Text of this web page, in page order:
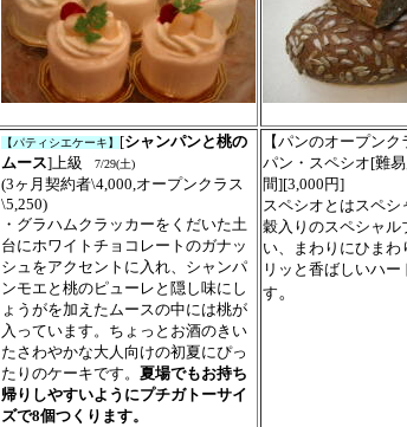
【パティシエケーキ】 [シャンパンと桃の
ムース]上級 7/29(土)
(3ヶ月契約者\4,000,オープンクラス
\5,250)
・グラハムクラッカーをくだいた土
台にホワイトチョコレートのガナッ
シュをアクセントに入れ、シャンパ
ンモエと桃のピューレと隠し味にし
ょうがを加えたムースの中には桃が
入っています。ちょっとお酒のきい
たさわやかな大人向けの初夏にぴっ
たりのケーキです。 夏場でもお持ち
帰りしやすいようにプチガトーサイ
ズで8個つくります。
【パンのオープン
パン・スペシオ[難
間][3,000円]
スペシオとはスペシ
穀入りのスペシャル
い、まわりにひまわ
リッと香ばしいハー
す 。